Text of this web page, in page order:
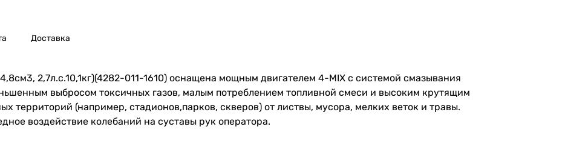
Доставка
2,7л.с.10,1кг)(4282-011-1610) оснащена мощным двигателем 4-MIX с системой смазывания
выбросом токсичных газов, малым потреблением топливной смеси и высоким крутящим
территорий (например, стадионов,парков, скверов) от листвы, мусора, мелких веток и травы.
воздействие колебаний на суставы рук оператора.